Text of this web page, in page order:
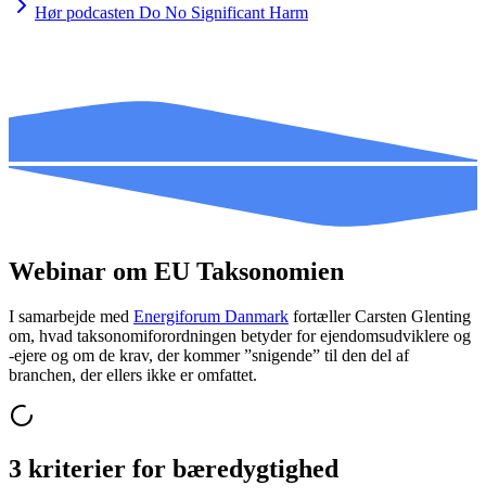
Hør podcasten Do No Significant Harm
Webinar om EU Taksonomien
I samarbejde med Energiforum Danmark fortæller Carsten Glenting
om, hvad taksonomiforordningen betyder for ejendomsudviklere og
-ejere og om de krav, der kommer ”snigende” til den del af
branchen, der ellers ikke er omfattet.
3 kriterier for bæredygtighed